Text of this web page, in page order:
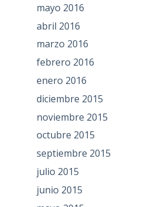
mayo 2016
abril 2016
marzo 2016
febrero 2016
enero 2016
diciembre 2015
noviembre 2015
octubre 2015
septiembre 2015
julio 2015
junio 2015